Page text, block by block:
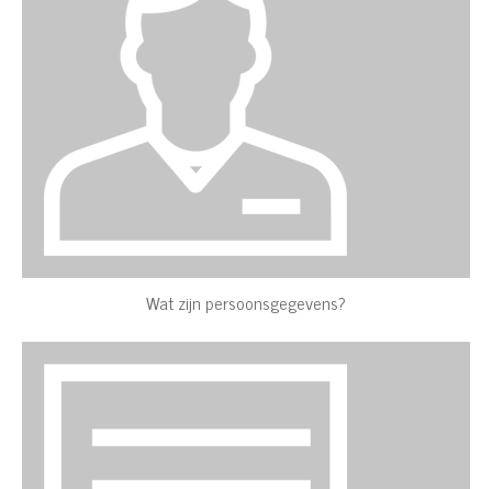
Wat zijn persoonsgegevens?